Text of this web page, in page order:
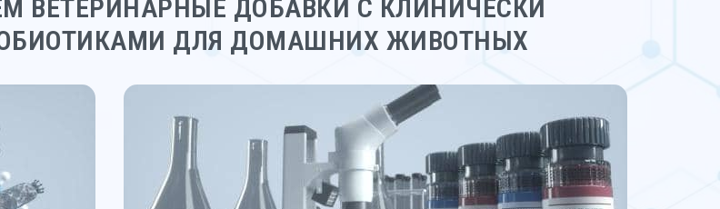
ВЕТЕРИНАРНЫЕ ДОБАВКИ С КЛИНИЧЕСКИ
ДЛЯ ДОМАШНИХ ЖИВОТНЫХ